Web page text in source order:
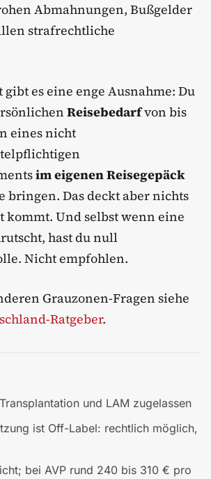
Abmahnungen, Bußgelder
strafrechtliche
es eine enge Ausnahme: Du
Reisebedarfvon bis
eines nicht
im eigenen Reisegepäck
bringen. Das deckt aber nichts
kommt. Und selbst wenn eine
hast du null
Nicht empfohlen.
Grauzonen-Fragen siehe
Ratgeber.
und LAM zugelassen
ist Off-Label: rechtlich möglich,
bei AVP rund 240 bis 310 € pro